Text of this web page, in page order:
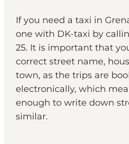
Cosa fare
Dove dormire
Pianifica il viaggio
If you need a taxi in
one with DK-taxi by
25. It is important that
correct street name,
town, as the trips are
electronically, which
enough to write down
similar.